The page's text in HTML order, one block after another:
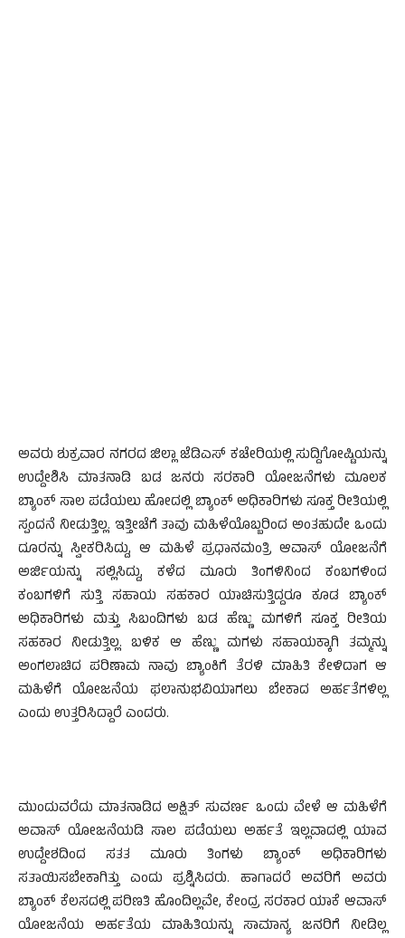
ಅವರು ಶುಕ್ರವಾರ ನಗರದ ಜಿಲ್ಲಾ ಜೆಡಿಎಸ್ ಕಚೇರಿಯಲ್ಲಿ ಸುದ್ದಿಗೋಷ್ಟಿಯನ್ನು
ಉದ್ದೇಶಿಸಿ ಮಾತನಾಡಿ ಬಡ ಜನರು ಸರಕಾರಿ ಯೋಜನೆಗಳು ಮೂಲಕ
ಬ್ಯಾಂಕ್ ಸಾಲ ಪಡೆಯಲು ಹೋದಲ್ಲಿ ಬ್ಯಾಂಕ್ ಅಧಿಕಾರಿಗಳು ಸೂಕ್ತ ರೀತಿಯಲ್ಲಿ
ಸ್ಪಂದನೆ ನೀಡುತ್ತಿಲ್ಲ. ಇತ್ತೀಚೆಗೆ ತಾವು ಮಹಿಳೆಯೊಬ್ಬರಿಂದ ಅಂತಹುದೇ ಒಂದು
ದೂರನ್ನು ಸ್ವೀಕರಿಸಿದ್ದು, ಆ ಮಹಿಳೆ ಪ್ರಧಾನಮಂತ್ರಿ ಆವಾಸ್ ಯೋಜನೆಗೆ
ಅರ್ಜಿಯನ್ನು ಸಲ್ಲಿಸಿದ್ದು, ಕಳೆದ ಮೂರು ತಿಂಗಳಿನಿಂದ ಕಂಬಗಳಿಂದ
ಕಂಬಗಳಿಗೆ ಸುತ್ತಿ ಸಹಾಯ ಸಹಕಾರ ಯಾಚಿಸುತ್ತಿದ್ದರೂ ಕೂಡ ಬ್ಯಾಂಕ್
ಅಧಿಕಾರಿಗಳು ಮತ್ತು ಸಿಬಂದಿಗಳು ಬಡ ಹೆಣ್ಣು ಮಗಳಿಗೆ ಸೂಕ್ತ ರೀತಿಯ
ಸಹಕಾರ ನೀಡುತ್ತಿಲ್ಲ. ಬಳಿಕ ಆ ಹೆಣ್ಣು ಮಗಳು ಸಹಾಯಕ್ಕಾಗಿ ತಮ್ಮನ್ನು
ಅಂಗಲಾಚಿದ ಪರಿಣಾಮ ನಾವು ಬ್ಯಾಂಕಿಗೆ ತೆರಳಿ ಮಾಹಿತಿ ಕೇಳಿದಾಗ ಆ
ಮಹಿಳೆಗೆ ಯೋಜನೆಯ ಫಲಾನುಭವಿಯಾಗಲು ಬೇಕಾದ ಅರ್ಹತೆಗಳಿಲ್ಲ
ಎಂದು ಉತ್ತರಿಸಿದ್ದಾರೆ ಎಂದರು.
ಮುಂದುವರೆದು ಮಾತನಾಡಿದ ಅಕ್ಷಿತ್ ಸುವರ್ಣ ಒಂದು ವೇಳೆ ಆ ಮಹಿಳೆಗೆ
ಅವಾಸ್ ಯೋಜನೆಯಡಿ ಸಾಲ ಪಡೆಯಲು ಅರ್ಹತೆ ಇಲ್ಲವಾದಲ್ಲಿ ಯಾವ
ಉದ್ದೇಶದಿಂದ ಸತತ ಮೂರು ತಿಂಗಳು ಬ್ಯಾಂಕ್ ಅಧಿಕಾರಿಗಳು
ಸತಾಯಿಸಬೇಕಾಗಿತ್ತು ಎಂದು ಪ್ರಶ್ನಿಸಿದರು. ಹಾಗಾದರೆ ಅವರಿಗೆ ಅವರು
ಬ್ಯಾಂಕ್ ಕೆಲಸದಲ್ಲಿ ಪರಿಣತಿ ಹೊಂದಿಲ್ಲವೇ, ಕೇಂದ್ರ ಸರಕಾರ ಯಾಕೆ ಆವಾಸ್
ಯೋಜನೆಯ ಅರ್ಹತೆಯ ಮಾಹಿತಿಯನ್ನು ಸಾಮಾನ್ಯ ಜನರಿಗೆ ನೀಡಿಲ್ಲ